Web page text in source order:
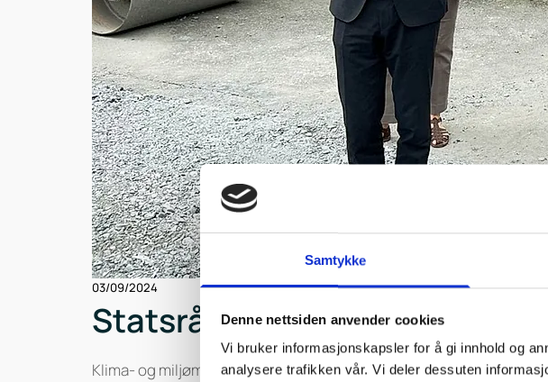
Samtykke
Denne nettsiden anvender cookies
Vi bruker informasjonskapsler for å gi innhold og
analysere trafikken vår. Vi deler dessuten
03/09/2024
Statsråd Andreas Bjelland
Klima- og miljøminister Andreas Bjelland Eriksen var på besøk